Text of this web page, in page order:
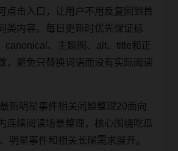
点击入口，让用户不用反复回到首
类内容。每日更新时优先保证标
canonical、主题图、alt、title和正
，避免只替换词语而没有实际阅读
新明星事件相关问题整理20面向
连续阅读场景整理，核心围绕吃瓜
明星事件和相关长尾需求展开。